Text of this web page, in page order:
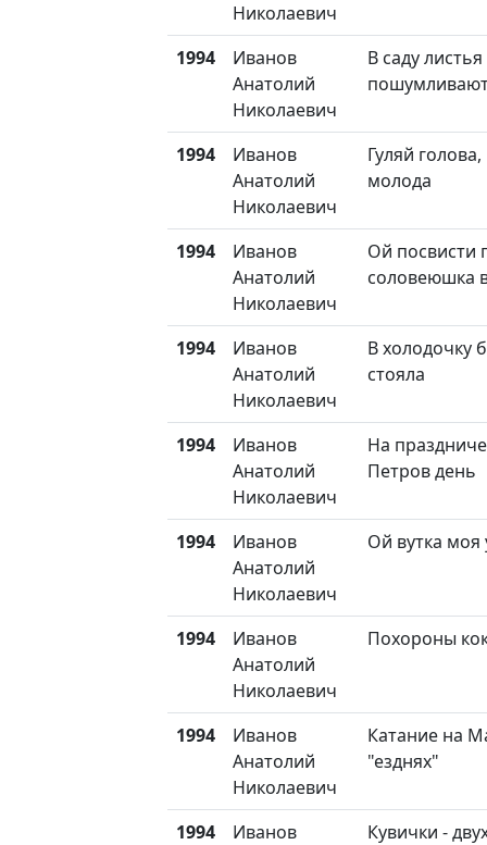
Николаевич
1994
Иванов
Анатолий
Николаевич
В саду
1994
Иванов
Анатолий
Николаевич
Гуляй
молода
1994
Иванов
Анатолий
Николаевич
Ой посвисти
соловеюшка
1994
Иванов
Анатолий
Николаевич
В холодочку
стояла
1994
Иванов
Анатолий
Николаевич
На
Петров день
1994
Иванов
Анатолий
Николаевич
Ой вутка моя
1994
Иванов
Анатолий
Николаевич
Похороны
1994
Иванов
Анатолий
Николаевич
Катание на
"езднях"
1994
Иванов
Кувички -